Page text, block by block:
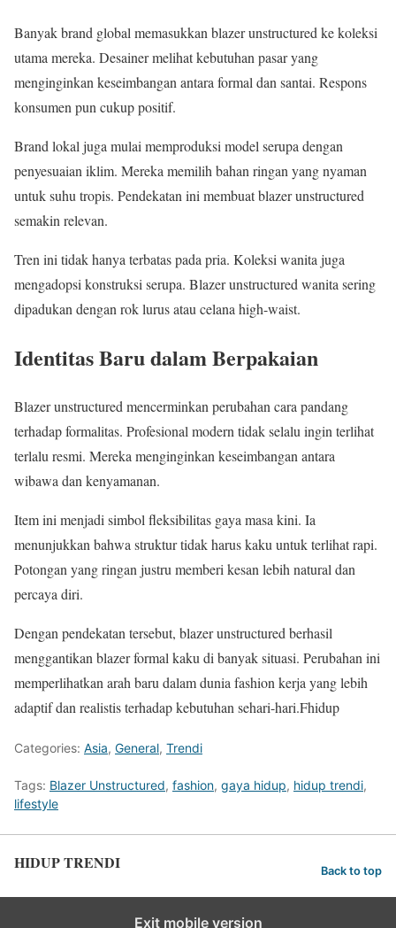
Banyak brand global memasukkan blazer unstructured ke koleksi
utama mereka. Desainer melihat kebutuhan pasar yang
menginginkan keseimbangan antara formal dan santai. Respons
konsumen pun cukup positif.
Brand lokal juga mulai memproduksi model serupa dengan
penyesuaian iklim. Mereka memilih bahan ringan yang nyaman
untuk suhu tropis. Pendekatan ini membuat blazer unstructured
semakin relevan.
Tren ini tidak hanya terbatas pada pria. Koleksi wanita juga
mengadopsi konstruksi serupa. Blazer unstructured wanita sering
dipadukan dengan rok lurus atau celana high-waist.
Identitas Baru dalam Berpakaian
Blazer unstructured mencerminkan perubahan cara pandang
terhadap formalitas. Profesional modern tidak selalu ingin terlihat
terlalu resmi. Mereka menginginkan keseimbangan antara
wibawa dan kenyamanan.
Item ini menjadi simbol fleksibilitas gaya masa kini. Ia
menunjukkan bahwa struktur tidak harus kaku untuk terlihat rapi.
Potongan yang ringan justru memberi kesan lebih natural dan
percaya diri.
Dengan pendekatan tersebut, blazer unstructured berhasil
menggantikan blazer formal kaku di banyak situasi. Perubahan ini
memperlihatkan arah baru dalam dunia fashion kerja yang lebih
adaptif dan realistis terhadap kebutuhan sehari-hari.Fhidup
Categories: Asia, General, Trendi
Tags: Blazer Unstructured, fashion, gaya hidup, hidup trendi,
lifestyle
HIDUP TRENDI Back to top
Exit mobile version